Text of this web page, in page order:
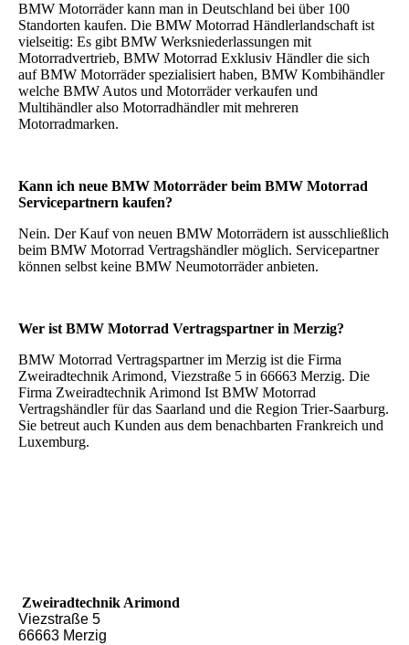
BMW Motorräder kann man in Deutschland bei über 100
Standorten kaufen. Die BMW Motorrad Händlerlandschaft ist
vielseitig: Es gibt BMW Werksniederlassungen mit
Motorradvertrieb, BMW Motorrad Exklusiv Händler die sich
auf BMW Motorräder spezialisiert haben, BMW Kombihändler
welche BMW Autos und Motorräder verkaufen und
Multihändler also Motorradhändler mit mehreren
Motorradmarken.
Kann ich neue BMW Motorräder beim BMW Motorrad
Servicepartnern kaufen?
Nein. Der Kauf von neuen BMW Motorrädern ist ausschließlich
beim BMW Motorrad Vertragshändler möglich. Servicepartner
können selbst keine BMW Neumotorräder anbieten.
Wer ist BMW Motorrad Vertragspartner in Merzig?
BMW Motorrad Vertragspartner im Merzig ist die Firma
Zweiradtechnik Arimond, Viezstraße 5 in 66663 Merzig. Die
Firma Zweiradtechnik Arimond Ist BMW Motorrad
Vertragshändler für das Saarland und die Region Trier-Saarburg.
Sie betreut auch Kunden aus dem benachbarten Frankreich und
Luxemburg.
Zweiradtechnik Arimond
Viezstraße 5
66663 Merzig